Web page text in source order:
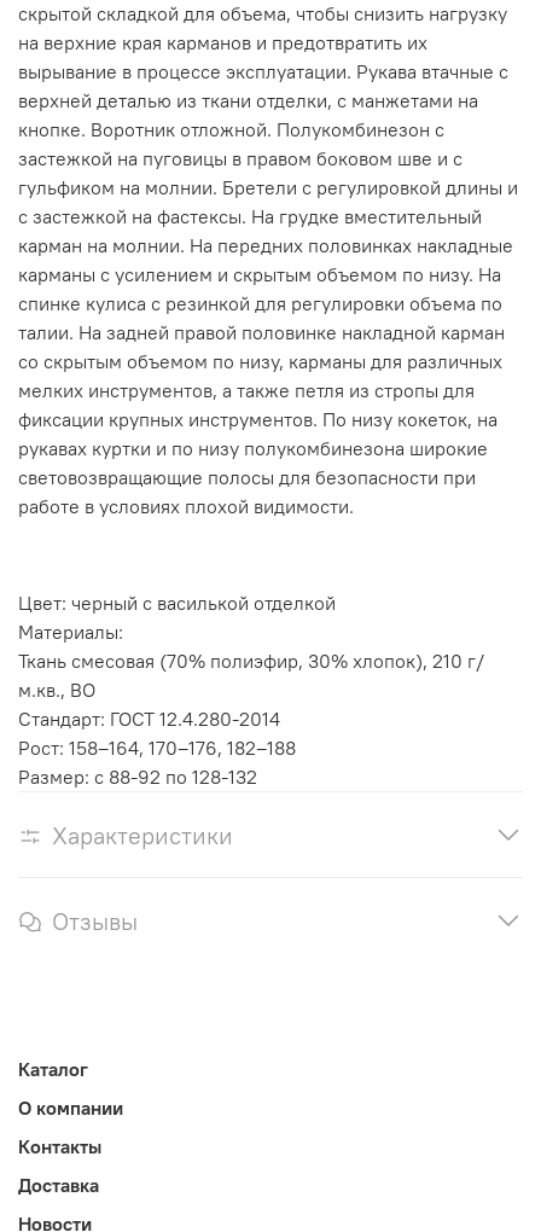
скрытой складкой для объема, чтобы снизить нагрузку
на верхние края карманов и предотвратить их
вырывание в процессе эксплуатации. Рукава втачные с
верхней деталью из ткани отделки, с манжетами на
кнопке. Воротник отложной. Полукомбинезон с
застежкой на пуговицы в правом боковом шве и с
гульфиком на молнии. Бретели с регулировкой длины и
с застежкой на фастексы. На грудке вместительный
карман на молнии. На передних половинках накладные
карманы с усилением и скрытым объемом по низу. На
спинке кулиса с резинкой для регулировки объема по
талии. На задней правой половинке накладной карман
со скрытым объемом по низу, карманы для различных
мелких инструментов, а также петля из стропы для
фиксации крупных инструментов. По низу кокеток, на
рукавах куртки и по низу полукомбинезона широкие
световозвращающие полосы для безопасности при
работе в условиях плохой видимости.
Цвет: черный с василькой отделкой
Материалы:
Ткань смесовая (70% полиэфир, 30% хлопок), 210 г/
м.кв., ВО
Стандарт: ГОСТ 12.4.280-2014
Рост: 158–164, 170–176, 182–188
Размер: с 88-92 по 128-132
Характеристики
Отзывы
Каталог
О компании
Контакты
Доставка
Новости